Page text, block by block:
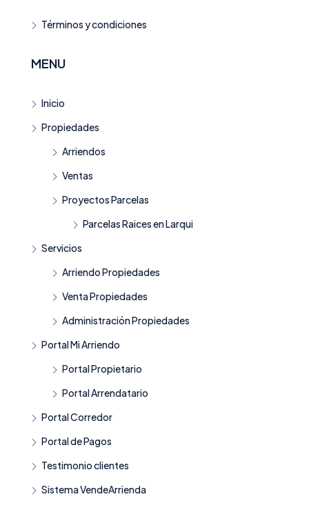
Términos y condiciones
MENU
Inicio
Propiedades
Arriendos
Ventas
Proyectos Parcelas
Parcelas Raices en Larqui
Servicios
Arriendo Propiedades
Venta Propiedades
Administración Propiedades
Portal Mi Arriendo
Portal Propietario
Portal Arrendatario
Portal Corredor
Portal de Pagos
Testimonio clientes
Sistema VendeArrienda